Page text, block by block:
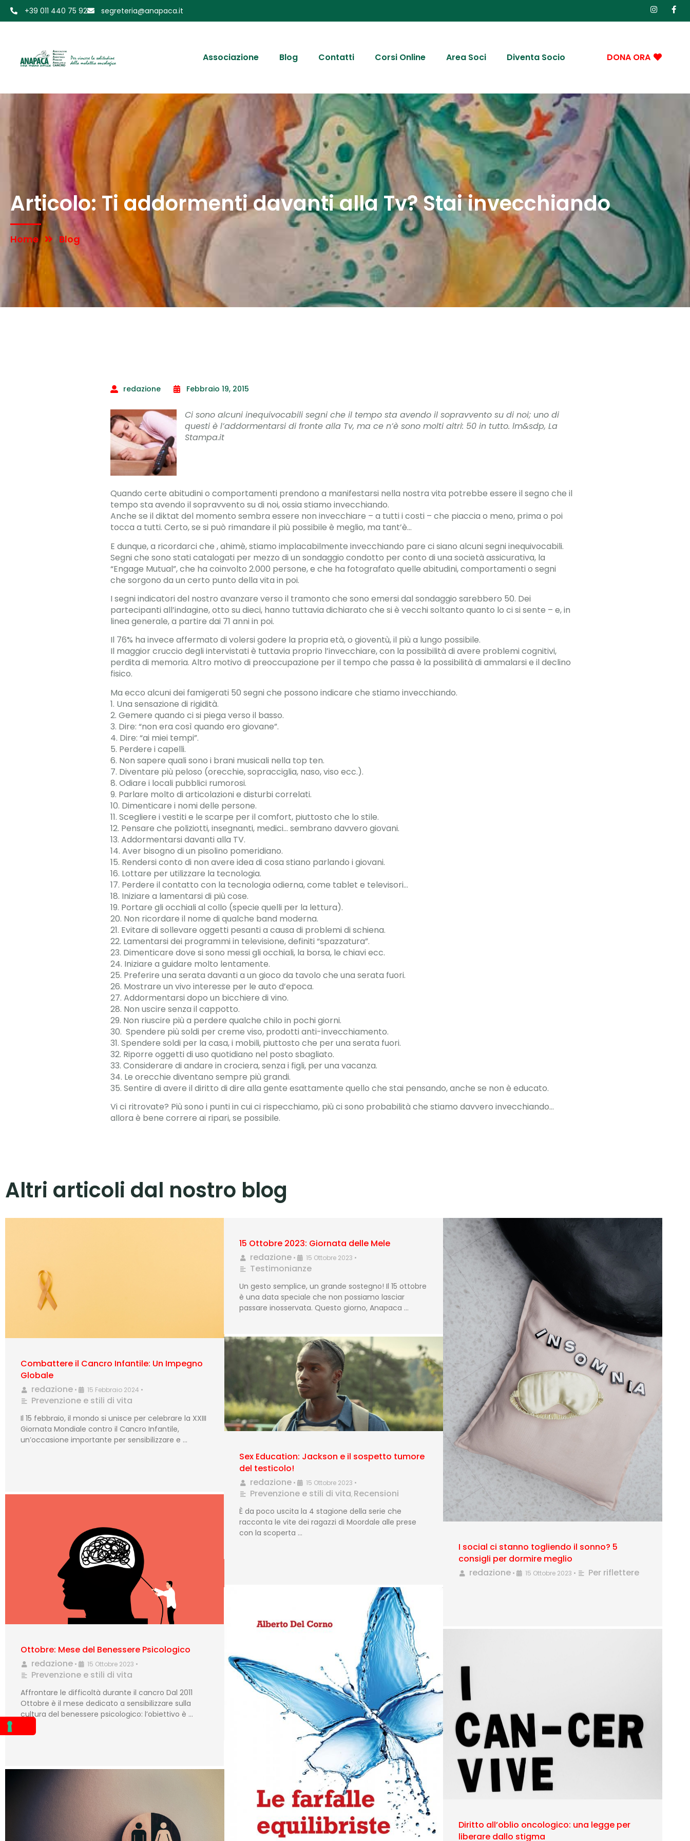
+39 011 440 75 92 segreteria@anapaca.it
Associazione Blog Contatti Corsi Online Area Soci Diventa Socio DONA ORA
Articolo: Ti addormenti davanti alla Tv? Stai invecchiando
Home Blog
redazione Febbraio 19, 2015
Ci sono alcuni inequivocabili segni che il tempo sta avendo il sopravvento su di noi; uno di
questi è l’addormentarsi di fronte alla Tv, ma ce n’è sono molti altri: 50 in tutto. lm&sdp, La
Stampa.it
Quando certe abitudini o comportamenti prendono a manifestarsi nella nostra vita potrebbe essere il segno che il
tempo sta avendo il sopravvento su di noi, ossia stiamo invecchiando.
Anche se il diktat del momento sembra essere non invecchiare – a tutti i costi – che piaccia o meno, prima o poi
tocca a tutti. Certo, se si può rimandare il più possibile è meglio, ma tant’è…
E dunque, a ricordarci che , ahimè, stiamo implacabilmente invecchiando pare ci siano alcuni segni inequivocabili.
Segni che sono stati catalogati per mezzo di un sondaggio condotto per conto di una società assicurativa, la
“Engage Mutual”, che ha coinvolto 2.000 persone, e che ha fotografato quelle abitudini, comportamenti o segni
che sorgono da un certo punto della vita in poi.
I segni indicatori del nostro avanzare verso il tramonto che sono emersi dal sondaggio sarebbero 50. Dei
partecipanti all’indagine, otto su dieci, hanno tuttavia dichiarato che si è vecchi soltanto quanto lo ci si sente – e, in
linea generale, a partire dai 71 anni in poi.
Il 76% ha invece affermato di volersi godere la propria età, o gioventù, il più a lungo possibile.
Il maggior cruccio degli intervistati è tuttavia proprio l’invecchiare, con la possibilità di avere problemi cognitivi,
perdita di memoria. Altro motivo di preoccupazione per il tempo che passa è la possibilità di ammalarsi e il declino
fisico.
Ma ecco alcuni dei famigerati 50 segni che possono indicare che stiamo invecchiando.
1. Una sensazione di rigidità.
2. Gemere quando ci si piega verso il basso.
3. Dire: “non era così quando ero giovane”.
4. Dire: “ai miei tempi”.
5. Perdere i capelli.
6. Non sapere quali sono i brani musicali nella top ten.
7. Diventare più peloso (orecchie, sopracciglia, naso, viso ecc.).
8. Odiare i locali pubblici rumorosi.
9. Parlare molto di articolazioni e disturbi correlati.
10. Dimenticare i nomi delle persone.
11. Scegliere i vestiti e le scarpe per il comfort, piuttosto che lo stile.
12. Pensare che poliziotti, insegnanti, medici… sembrano davvero giovani.
13. Addormentarsi davanti alla TV.
14. Aver bisogno di un pisolino pomeridiano.
15. Rendersi conto di non avere idea di cosa stiano parlando i giovani.
16. Lottare per utilizzare la tecnologia.
17. Perdere il contatto con la tecnologia odierna, come tablet e televisori…
18. Iniziare a lamentarsi di più cose.
19. Portare gli occhiali al collo (specie quelli per la lettura).
20. Non ricordare il nome di qualche band moderna.
21. Evitare di sollevare oggetti pesanti a causa di problemi di schiena.
22. Lamentarsi dei programmi in televisione, definiti “spazzatura”.
23. Dimenticare dove si sono messi gli occhiali, la borsa, le chiavi ecc.
24. Iniziare a guidare molto lentamente.
25. Preferire una serata davanti a un gioco da tavolo che una serata fuori.
26. Mostrare un vivo interesse per le auto d’epoca.
27. Addormentarsi dopo un bicchiere di vino.
28. Non uscire senza il cappotto.
29. Non riuscire più a perdere qualche chilo in pochi giorni.
30. Spendere più soldi per creme viso, prodotti anti-invecchiamento.
31. Spendere soldi per la casa, i mobili, piuttosto che per una serata fuori.
32. Riporre oggetti di uso quotidiano nel posto sbagliato.
33. Considerare di andare in crociera, senza i figli, per una vacanza.
34. Le orecchie diventano sempre più grandi.
35. Sentire di avere il diritto di dire alla gente esattamente quello che stai pensando, anche se non è educato.
Vi ci ritrovate? Più sono i punti in cui ci rispecchiamo, più ci sono probabilità che stiamo davvero invecchiando…
allora è bene correre ai ripari, se possibile.
Altri articoli dal nostro blog
Combattere il Cancro Infantile: Un Impegno
Globale
redazione • 15 Febbraio 2024 •
Prevenzione e stili di vita
Il 15 febbraio, il mondo si unisce per celebrare la XXIII
Giornata Mondiale contro il Cancro Infantile,
un’occasione importante per sensibilizzare e …
15 Ottobre 2023: Giornata delle Mele
redazione • 15 Ottobre 2023 •
Testimonianze
Un gesto semplice, un grande sostegno! Il 15 ottobre
è una data speciale che non possiamo lasciar
passare inosservata. Questo giorno, Anapaca …
I social ci stanno togliendo il sonno? 5
consigli per dormire meglio
redazione • 15 Ottobre 2023 • Per riflettere
Sex Education: Jackson e il sospetto tumore
del testicolo!
redazione • 15 Ottobre 2023 •
Prevenzione e stili di vita, Recensioni
È da poco uscita la 4 stagione della serie che
racconta le vite dei ragazzi di Moordale alle prese
con la scoperta …
Ottobre: Mese del Benessere Psicologico
redazione • 15 Ottobre 2023 •
Prevenzione e stili di vita
Affrontare le difficoltà durante il cancro Dal 2011
Ottobre è il mese dedicato a sensibilizzare sulla
cultura del benessere psicologico: l’obiettivo è …
Diritto all’oblio oncologico: una legge per
liberare dallo stigma